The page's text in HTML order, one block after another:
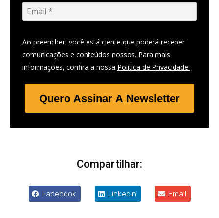
Ao preencher, você está ciente que poderá receber
comunicações e conteúdos nossos. Para mais
informações, confira a nossa Política de Privacidade.
Quero Assinar A Newsletter
Compartilhar:
Facebook LinkedIn Email